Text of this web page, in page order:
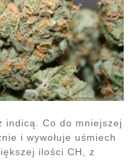
indicą. Co do mniejszej
i wywołuje uśmiech
ilości CH, z